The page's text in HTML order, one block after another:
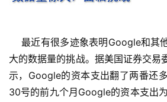
最近有很多迹象表明Google和其
大的数据量的挑战。据美国证券交易
示，Google的资本支出翻了两番还
30号的前九个月Google的资本支出